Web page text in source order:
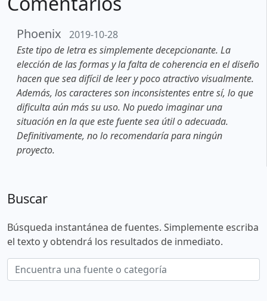
Phoenix
2019-10-28
Este tipo de letra es simplemente decepcionante. La
elección de las formas y la falta de coherencia en el diseño
hacen que sea difícil de leer y poco atractivo visualmente.
Además, los caracteres son inconsistentes entre sí, lo que
dificulta aún más su uso. No puedo imaginar una
situación en la que este fuente sea útil o adecuada.
Definitivamente, no lo recomendaría para ningún
proyecto.
Buscar
Búsqueda instantánea de fuentes. Simplemente escriba
el texto y obtendrá los resultados de inmediato.